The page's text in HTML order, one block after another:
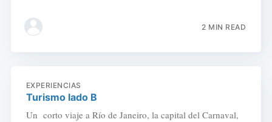
2 MIN READ
EXPERIENCIAS
Turismo lado B
Un corto viaje a Río de Janeiro, la capital del Carnaval,